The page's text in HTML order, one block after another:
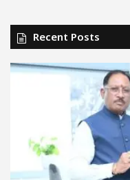
Recent Posts